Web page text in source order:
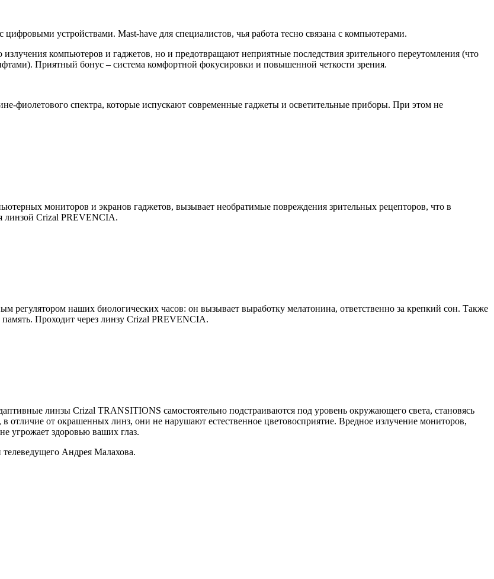
устройствами. Mast-have для специалистов, чья работа тесно связана с компьютерами.
компьютеров и гаджетов, но и предотвращают неприятные последствия зрительного переутомления (что
Приятный бонус – система комфортной фокусировки и повышенной четкости зрения.
фиолетового спектра, которые испускают современные гаджеты и осветительные приборы. При этом не
мониторов и экранов гаджетов, вызывает необратимые повреждения зрительных рецепторов, что в
линзой Crizal PREVENCIA.
регулятором наших биологических часов: он вызывает выработку мелатонина, ответственно за крепкий сон. Также
Проходит через линзу Crizal PREVENCIA.
линзы Crizal TRANSITIONS самостоятельно подстраиваются под уровень окружающего света, становясь
от окрашенных линз, они не нарушают естественное цветовосприятие. Вредное излучение мониторов,
угрожает здоровью ваших глаз.
Андрея Малахова.